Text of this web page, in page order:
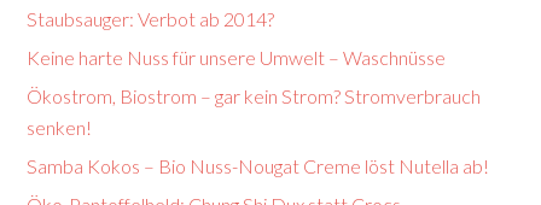
Staubsauger: Verbot ab 2014?
Keine harte Nuss für unsere Umwelt – Waschnüsse
Ökostrom, Biostrom – gar kein Strom? Stromverbrauch
senken!
Samba Kokos – Bio Nuss-Nougat Creme löst Nutella ab!